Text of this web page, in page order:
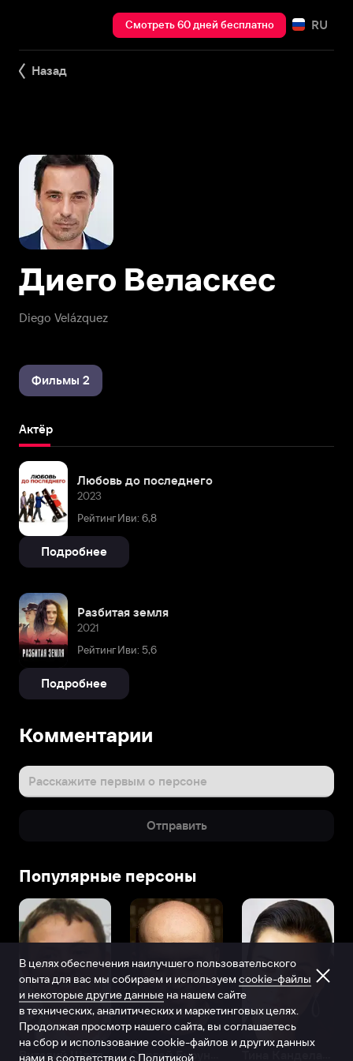
Смотреть 60 дней бесплатно RU
Назад
Diego Velázquez
Диего Веласкес
Фильмы 2
Актёр
Любовь до последнего
2023
Рейтинг Иви: 6,8
Подробнее
Разбитая земля
2021
Рейтинг Иви: 5,6
Подробнее
Комментарии
Расскажите первым о персоне
Отправить
Популярные персоны
Виталий Шляппо
В целях обеспечения наилучшего пользовательского
опыта для вас мы собираем и используем cookie-файлы
и некоторые другие данные на нашем сайте
в технических, аналитических и маркетинговых целях.
Продолжая просмотр нашего сайта, вы соглашаетесь
на сбор и использование cookie-файлов и других данных
нами в соответствии с Политикой